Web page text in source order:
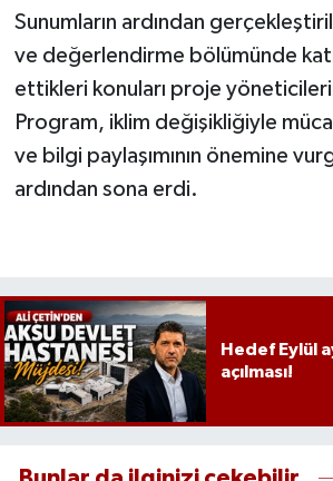
Sunumların ardından
ve değerlendirme bölümünde
ettikleri konuları proje
Program, iklim değişikliğiyle
ve bilgi paylaşımının önemine
ardından sona erdi.
Hedef Eylül
açılması!